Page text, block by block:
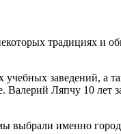
традициях и
заведений, а
Ляпчу 10 лет
выбрали именно город